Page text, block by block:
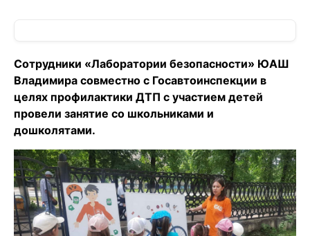
Сотрудники «Лаборатории безопасности» ЮАШ
Владимира совместно с Госавтоинспекции в
целях профилактики ДТП с участием детей
провели занятие со школьниками и
дошколятами.